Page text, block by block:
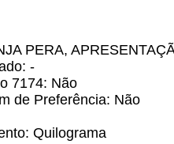
PERA,
-
7174: Não
de Preferência: Não
Quilograma